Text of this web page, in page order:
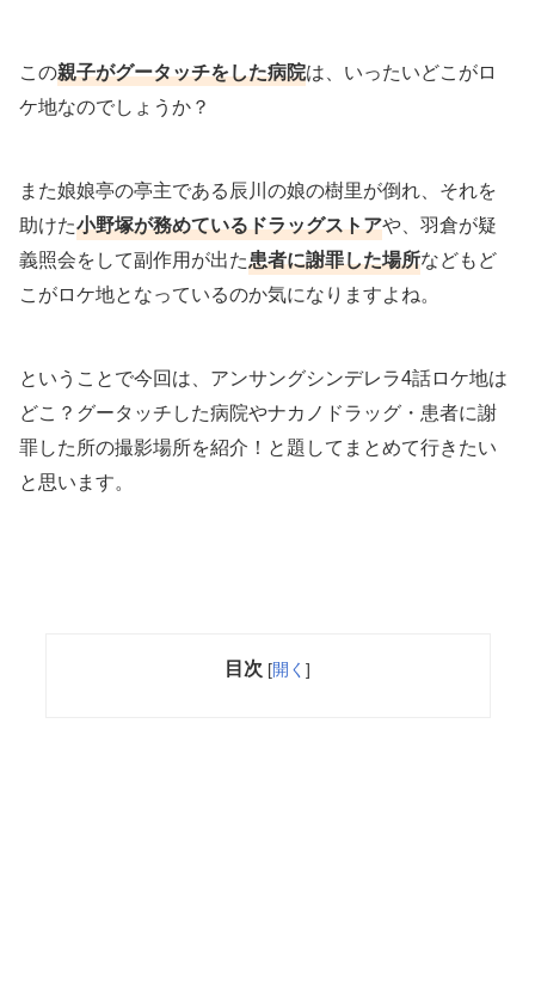
この親子がグータッチをした病院は、いったいどこがロ
ケ地なのでしょうか？
また娘娘亭の亭主である辰川の娘の樹里が倒れ、それを
助けた小野塚が務めているドラッグストアや、羽倉が疑
義照会をして副作用が出た患者に謝罪した場所などもど
こがロケ地となっているのか気になりますよね。
ということで今回は、アンサングシンデレラ4話ロケ地は
どこ？グータッチした病院やナカノドラッグ・患者に謝
罪した所の撮影場所を紹介！と題してまとめて行きたい
と思います。
目次 [開く ]